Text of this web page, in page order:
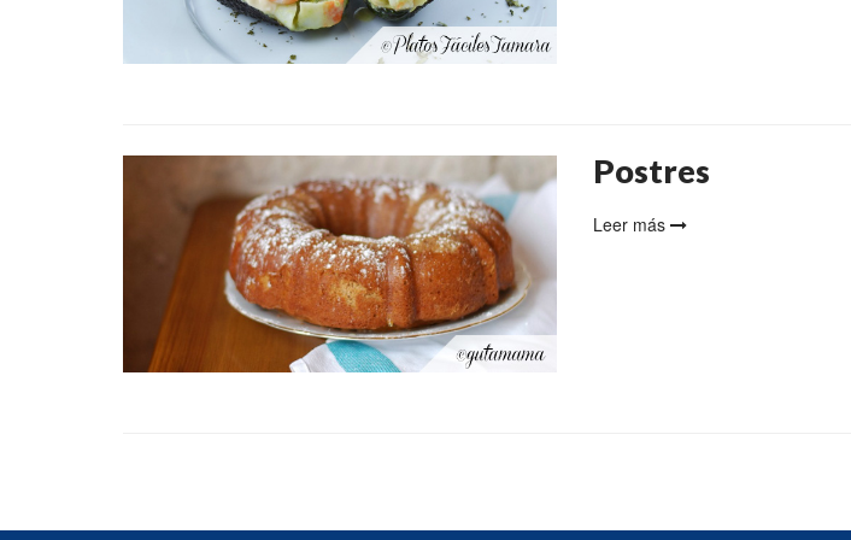
Postres
Leer más